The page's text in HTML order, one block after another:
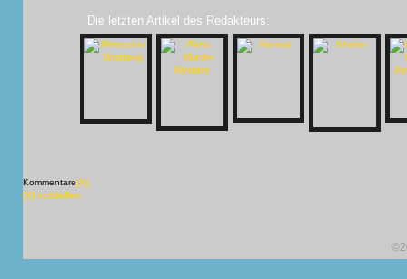
Die letzten Artikel des Redakteurs:
Kommentare[X]
[X] schließen